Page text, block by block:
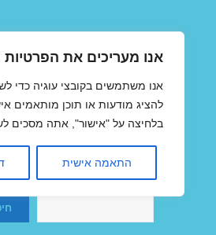
אנו מעריכים את
אנו משתמשים בקובצי עוגיה כדי
להציג מודעות או תוכן מותאמים
בלחיצה על "אישור", אתה מסכים
התאמה אישית
MegaFlights טיסות מוזלות
חיפוש